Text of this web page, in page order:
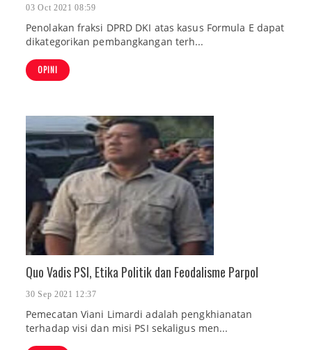
03 Oct 2021 08:59
Penolakan fraksi DPRD DKI atas kasus Formula E dapat
dikategorikan pembangkangan terh...
OPINI
Quo Vadis PSI, Etika Politik dan Feodalisme Parpol
30 Sep 2021 12:37
Pemecatan Viani Limardi adalah pengkhianatan
terhadap visi dan misi PSI sekaligus men...